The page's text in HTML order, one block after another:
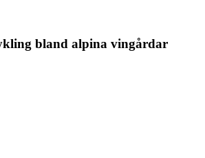
bland alpina vingårdar